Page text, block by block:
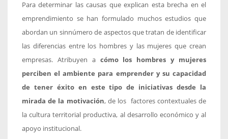
Para determinar las causas que explican esta brecha en el
emprendimiento se han formulado muchos estudios que
abordan un sinnúmero de aspectos que tratan de identificar
las diferencias entre los hombres y las mujeres que crean
empresas. Atribuyen a cómo los hombres y mujeres
perciben el ambiente para emprender y su capacidad
de tener éxito en este tipo de iniciativas desde la
mirada de la motivación, de los factores contextuales de
la cultura territorial productiva, al desarrollo económico y al
apoyo institucional.